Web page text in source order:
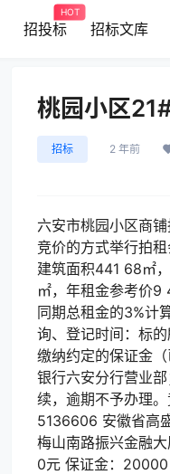
招投标
HOT
招标文库
桃园小区
招标 2 年前
六安市桃园小区商
竞价的方式举行拍
建筑面积441 68㎡
㎡，年租金参考价9
同期总租金的3%计
询、登记时间：标
缴纳约定的保证金
银行六安分行营业
续，逾期不予办理
5136606 安徽省高
梅山南路振兴金融
0元 保证金：